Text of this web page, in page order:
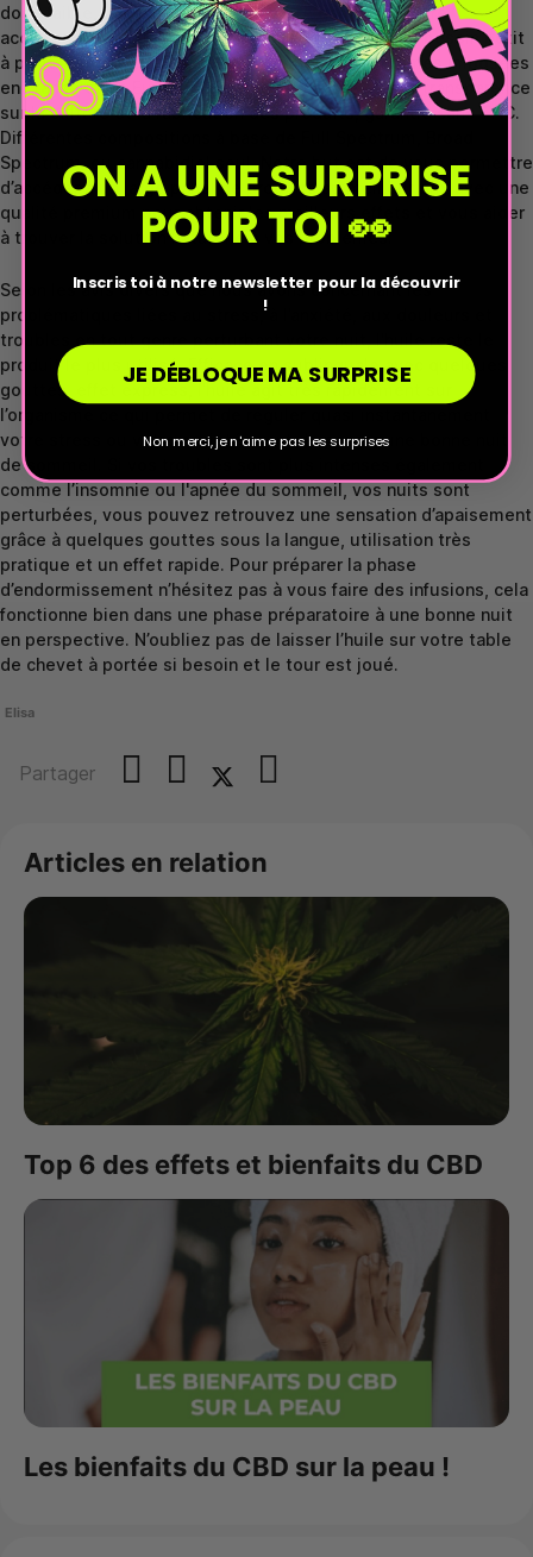
dose faible, voir moyenne selon votre gabarit et votre
accoutumance au produit et augmentez la dose si besoin petit
à petit. Tous nos produits correspondent aux normes imposées
en France et en Europe avec une traçabilité et une transparence
sur la culture et la fabrication des produits, garantie sans THC.
Différentes compositions à base de Full Spectrum, Broad
Spectrum, ou cannabidiol seul. Notre but est de vous permettre
d’accéder à un large panel de produits au meilleur prix avec une
qualité premium pour obtenir les meilleurs effets et vous aider
à trouver la solution naturelle à vos problèmes.
Selon les avis divers que nous avons concernant les
problématiques liées au stress, à l’anxiété, aux douleurs et
troubles en tout genre perturbant votre nuit, l'huile reste le
produit le plus utilisé. Efficace en sublinguale avec quelques
gouttes, effet express, l’huile agit très rapidement sur
l’organisme ce qui permet de réguler quasi instantanément
votre stress ou votre anxiété avant de passer une bonne nuit
de sommeil. Si vos troubles sont plus intenses également
comme l’insomnie ou l'apnée du sommeil, vos nuits sont
perturbées, vous pouvez retrouvez une sensation d’apaisement
grâce à quelques gouttes sous la langue, utilisation très
pratique et un effet rapide. Pour préparer la phase
d’endormissement n’hésitez pas à vous faire des infusions, cela
fonctionne bien dans une phase préparatoire à une bonne nuit
en perspective. N’oubliez pas de laisser l’huile sur votre table
de chevet à portée si besoin et le tour est joué.
Elisa
Partager
Articles en relation
Top 6 des effets et bienfaits du CBD
Les bienfaits du CBD sur la peau !
ON A UNE SURPRISE
POUR TOI 👀
Inscris toi à notre newsletter pour la découvrir
!
JE DÉBLOQUE MA SURPRISE
Non merci, je n'aime pas les surprises